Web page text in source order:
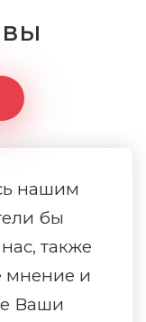
нашим
бы
также
и
Ваши